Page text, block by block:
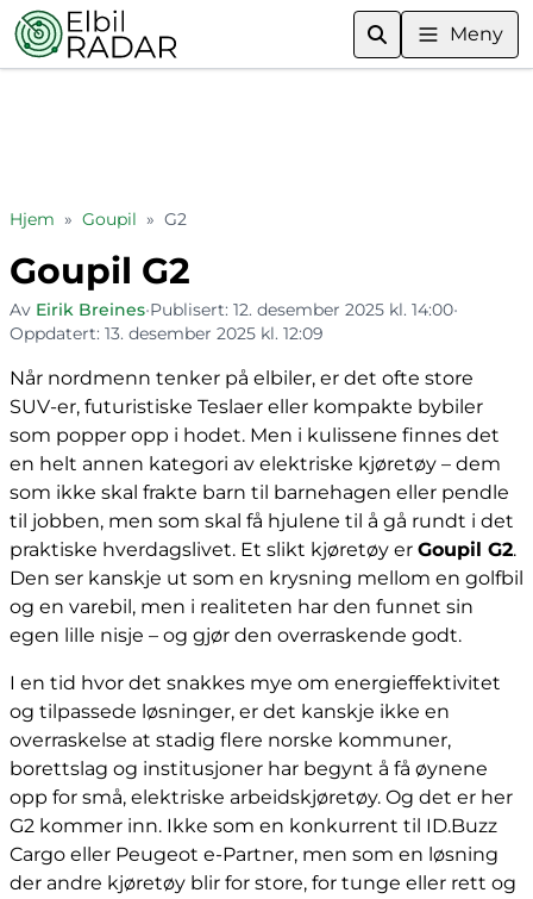
Meny
Hjem » Goupil » G2
Goupil G2
Av Eirik Breines•Publisert: 12. desember 2025 kl. 14:00•
Oppdatert: 13. desember 2025 kl. 12:09
Når nordmenn tenker på elbiler, er det ofte store
SUV-er, futuristiske Teslaer eller kompakte bybiler
som popper opp i hodet. Men i kulissene finnes det
en helt annen kategori av elektriske kjøretøy – dem
som ikke skal frakte barn til barnehagen eller pendle
til jobben, men som skal få hjulene til å gå rundt i det
praktiske hverdagslivet. Et slikt kjøretøy er Goupil G2.
Den ser kanskje ut som en krysning mellom en golfbil
og en varebil, men i realiteten har den funnet sin
egen lille nisje – og gjør den overraskende godt.
I en tid hvor det snakkes mye om energieffektivitet
og tilpassede løsninger, er det kanskje ikke en
overraskelse at stadig flere norske kommuner,
borettslag og institusjoner har begynt å få øynene
opp for små, elektriske arbeidskjøretøy. Og det er her
G2 kommer inn. Ikke som en konkurrent til ID.Buzz
Cargo eller Peugeot e-Partner, men som en løsning
der andre kjøretøy blir for store, for tunge eller rett og